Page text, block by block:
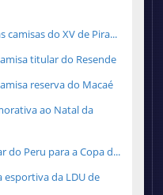
camisas do XV de Pira...
titular do Resende
reserva do Macaé
ao Natal da
do Peru para a Copa d...
esportiva da LDU de